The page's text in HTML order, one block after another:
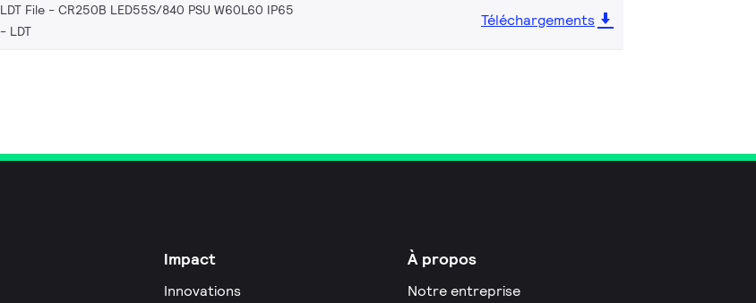
LDT File - CR250B LED55S/840 PSU W60L60 IP65
LDT
Téléchargements
Impact
Innovations
À propos
Notre entreprise